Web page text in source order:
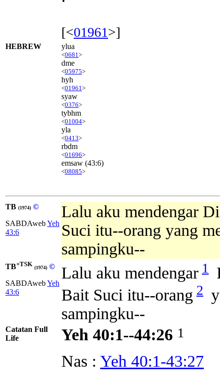
[<01961>]
HEBREW ylua
<0681 >
dme
<05975>
hyh
<01961 >
syaw
<0376>
tybhm
<01004>
yla
<0413>
rbdm
<01696>
emsaw (43:6)
<08085>
TB (1974) ©
SABDAwebYeh
43:6
Lalu aku mendengar
Suci itu--orang yang
sampingku--
TB+TSK (1974) ©
SABDAwebYeh
43:6
Lalu aku mendengar 1
Bait Suci itu--orang 2
sampingku--
Catatan Full
Life
Yeh 40:1--44:26 1
Nas : Yeh 40:1-43:27